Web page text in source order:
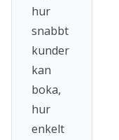
hur
snabbt
kunder
kan
boka,
hur
enkelt